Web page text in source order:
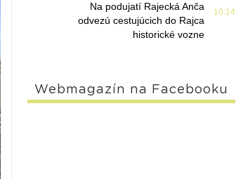
10:14
Na podujatí Rajecká Anča
odvezú cestujúcich do Rajca
historické vozne
Webmagazín na Facebooku